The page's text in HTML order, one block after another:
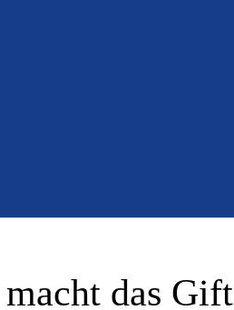
das Gift